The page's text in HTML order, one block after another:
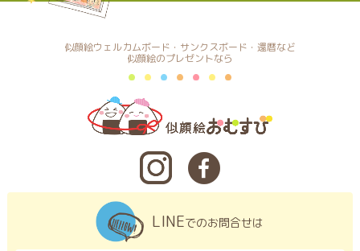
似顔絵ウェルカムボード・サンクスボード・還暦など
似顔絵のプレゼントなら
LINEでのお問合せは